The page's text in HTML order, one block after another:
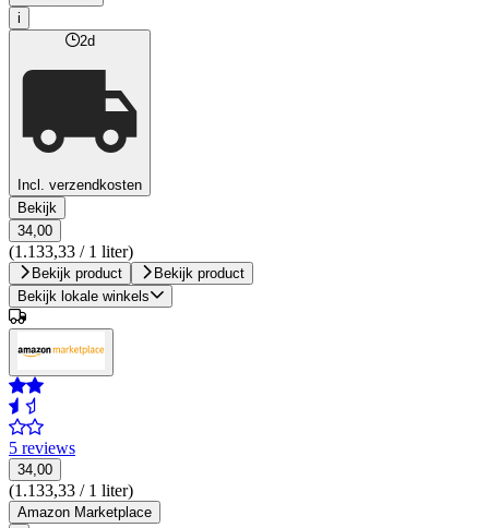
i
2d
Incl. verzendkosten
Bekijk
34,00
(1.133,33 / 1 liter)
Bekijk product
Bekijk product
Bekijk lokale winkels
5 reviews
34,00
(1.133,33 / 1 liter)
Amazon Marketplace